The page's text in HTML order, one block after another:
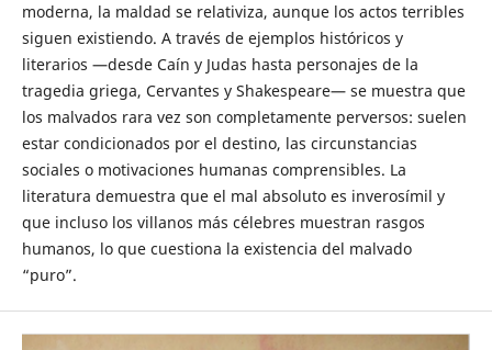
moderna, la maldad se relativiza, aunque los actos terribles
siguen existiendo. A través de ejemplos históricos y
literarios —desde Caín y Judas hasta personajes de la
tragedia griega, Cervantes y Shakespeare— se muestra que
los malvados rara vez son completamente perversos: suelen
estar condicionados por el destino, las circunstancias
sociales o motivaciones humanas comprensibles. La
literatura demuestra que el mal absoluto es inverosímil y
que incluso los villanos más célebres muestran rasgos
humanos, lo que cuestiona la existencia del malvado
“puro”.